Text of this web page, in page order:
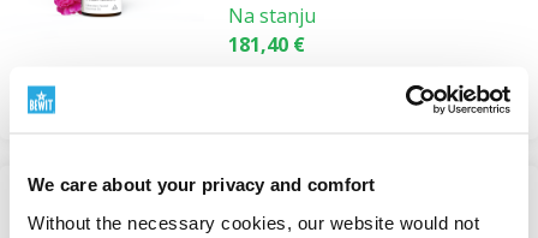
We care about your privacy and comfort
Without the necessary cookies, our website would not
Na stanju
181,40 €
Gurjum balzam